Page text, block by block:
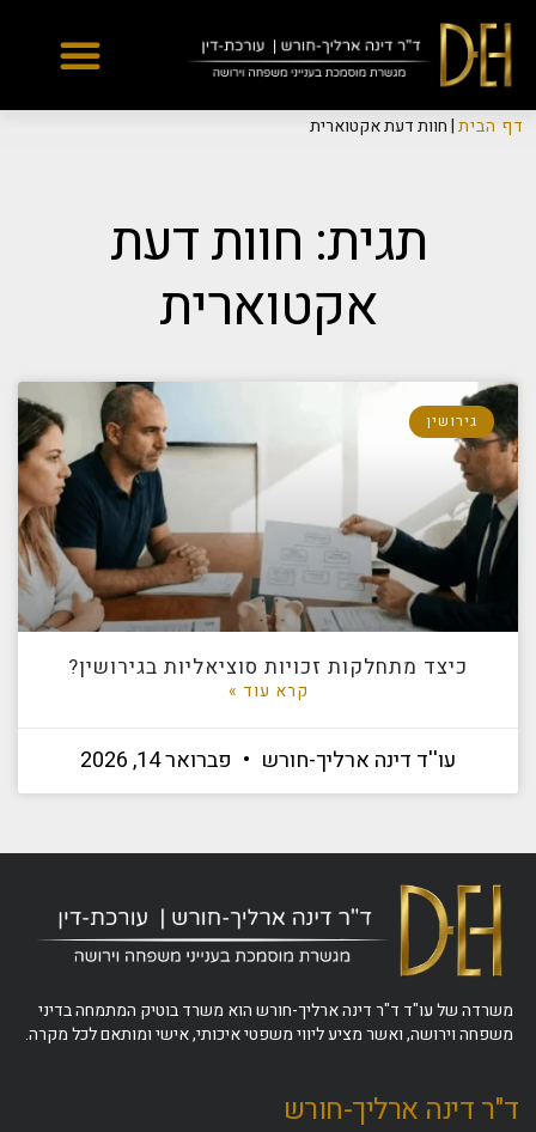
Yes
...
דף הבית|חוות דעת אקטוארית
תגית: חוות דעת
אקטוארית
גירושין
כיצד מתחלקות זכויות סוציאליות בגירושין?
קרא עוד »
עו''ד דינה ארליך-חורש פברואר 14, 2026
משרדה של עו"ד ד"ר דינה ארליך-חורש הוא משרד בוטיק המתמחה בדיני
משפחה וירושה, ואשר מציע ליווי משפטי איכותי, אישי ומותאם לכל מקרה.
ד"ר דינה ארליך-חורש